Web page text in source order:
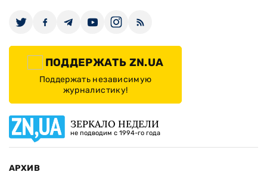
ПОДДЕРЖАТЬ ZN.UA
Поддержать независимую
журналистику!
ЗЕРКАЛО НЕДЕЛИ
не подводим с 1994-го года
АРХИВ